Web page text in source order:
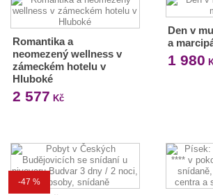
Romantika a
neomezený wellness v
zámeckém hotelu v
Hluboké
2 577 Kč
Den v
a
1 980
-47 %